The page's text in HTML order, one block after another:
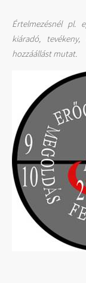
Értelmezésnél pl.
kiáradó,
hozzáállást mutat.